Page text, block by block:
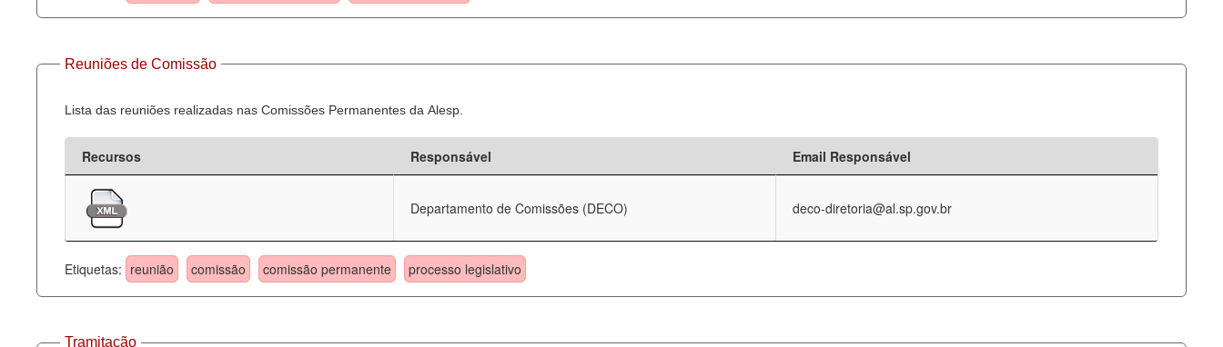
Reuniões de Comissão
Lista das reuniões realizadas nas Comissões Permanentes da Alesp.
Recursos Responsável Email Responsável
Departamento de Comissões (DECO) deco-diretoria@al.sp.gov.br
Etiquetas: reunião comissão comissão permanente processo legislativo
Tramitação